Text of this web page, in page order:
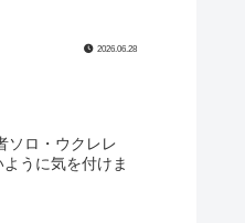
2026.06.28
ソロ・ウクレレ
うに気を付けま